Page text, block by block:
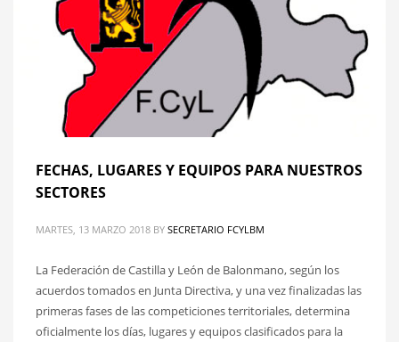
FECHAS, LUGARES Y EQUIPOS PARA NUESTROS
SECTORES
MARTES, 13 MARZO 2018 BY SECRETARIO FCYLBM
La Federación de Castilla y León de Balonmano, según los
acuerdos tomados en Junta Directiva, y una vez finalizadas las
primeras fases de las competiciones territoriales, determina
oficialmente los días, lugares y equipos clasificados para la